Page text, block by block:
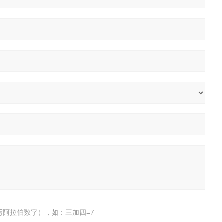
阿拉伯数字），如：三加四=7